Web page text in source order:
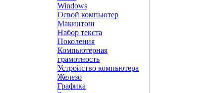
Windows
Освой компьютер
Макинтош
Набор текста
Поколения
Компьютерная
грамотность
Устройство компьютера
Железо
Графика